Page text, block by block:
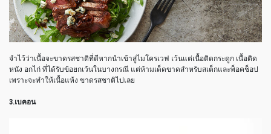
จำไว้ว่าเนื้อจะขาดรสชาติที่ดีหากนำเข้าสู่ไมโครเวฟ เว้นแต่เนื้อติดกระดูก เนื้อติด
หนัง อกไก่ ที่ได้รับข้อยกเว้นในบางกรณี แต่ห้ามเด็ดขาดสำหรับสเต็กและพ็อคช็อป
เพราะจะทำให้เนื้อแห้ง ขาดรสชาติไปเลย
3.เบคอน